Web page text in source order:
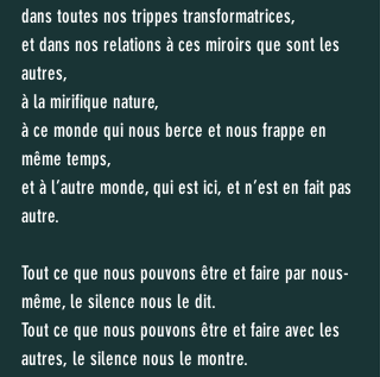
dans toutes nos trippes transformatrices,
et dans nos relations à ces miroirs que sont les
autres,
à la mirifique nature,
à ce monde qui nous berce et nous frappe en
même temps,
et à l’autre monde, qui est ici, et n’est en fait pas
autre.
Tout ce que nous pouvons être et faire par nous-
même, le silence nous le dit.
Tout ce que nous pouvons être et faire avec les
autres, le silence nous le montre.